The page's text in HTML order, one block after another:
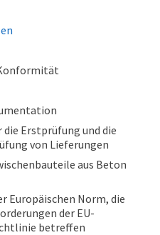
Erstprüfung und die
von Lieferungen
aus Beton
Europäischen Norm, die
der EU-
betreffen